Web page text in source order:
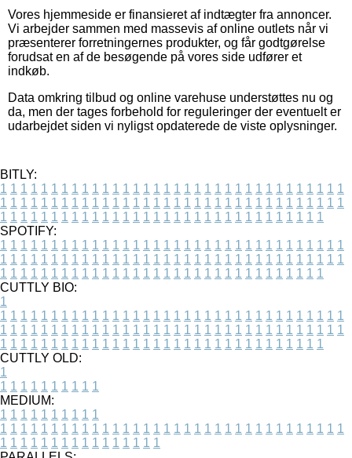
Vores hjemmeside er finansieret af indtægter fra annoncer.
Vi arbejder sammen med massevis af online outlets når vi
præsenterer forretningernes produkter, og får godtgørelse
forudsat en af de besøgende på vores side udfører et
indkøb.
Data omkring tilbud og online varehuse understøttes nu og
da, men der tages forbehold for reguleringer der eventuelt er
udarbejdet siden vi nyligst opdaterede de viste oplysninger.
BITLY:
1 1 1 1 1 1 1 1 1 1 1 1 1 1 1 1 1 1 1 1 1 1 1 1 1 1 1 1 1 1 1 1 1 1
1 1 1 1 1 1 1 1 1 1 1 1 1 1 1 1 1 1 1 1 1 1 1 1 1 1 1 1 1 1 1 1 1 1
1 1 1 1 1 1 1 1 1 1 1 1 1 1 1 1 1 1 1 1 1 1 1 1 1 1 1 1 1 1 1 1
SPOTIFY:
1 1 1 1 1 1 1 1 1 1 1 1 1 1 1 1 1 1 1 1 1 1 1 1 1 1 1 1 1 1 1 1 1 1
1 1 1 1 1 1 1 1 1 1 1 1 1 1 1 1 1 1 1 1 1 1 1 1 1 1 1 1 1 1 1 1 1 1
1 1 1 1 1 1 1 1 1 1 1 1 1 1 1 1 1 1 1 1 1 1 1 1 1 1 1 1 1 1 1 1
CUTTLY BIO:
1
1 1 1 1 1 1 1 1 1 1 1 1 1 1 1 1 1 1 1 1 1 1 1 1 1 1 1 1 1 1 1 1 1 1
1 1 1 1 1 1 1 1 1 1 1 1 1 1 1 1 1 1 1 1 1 1 1 1 1 1 1 1 1 1 1 1 1 1
1 1 1 1 1 1 1 1 1 1 1 1 1 1 1 1 1 1 1 1 1 1 1 1 1 1 1 1 1 1 1 1
CUTTLY OLD:
1
1 1 1 1 1 1 1 1 1 1
MEDIUM:
1 1 1 1 1 1 1 1 1 1
1 1 1 1 1 1 1 1 1 1 1 1 1 1 1 1 1 1 1 1 1 1 1 1 1 1 1 1 1 1 1 1 1 1
1 1 1 1 1 1 1 1 1 1 1 1 1 1 1 1